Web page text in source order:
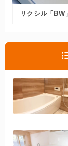
リクシル「BW